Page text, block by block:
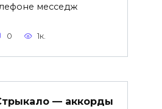
месседж
0 1к.
— аккорды